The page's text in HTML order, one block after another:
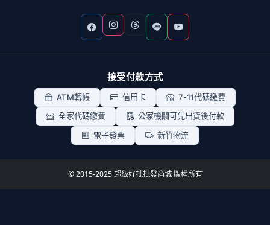
接受付款方式
ATM轉帳 信用卡
7-11代碼繳費
全家代碼繳費
公家機關可先出貨後付款
電子發票
新竹物流
© 2015-2025 超級好批批發商城 版權所有